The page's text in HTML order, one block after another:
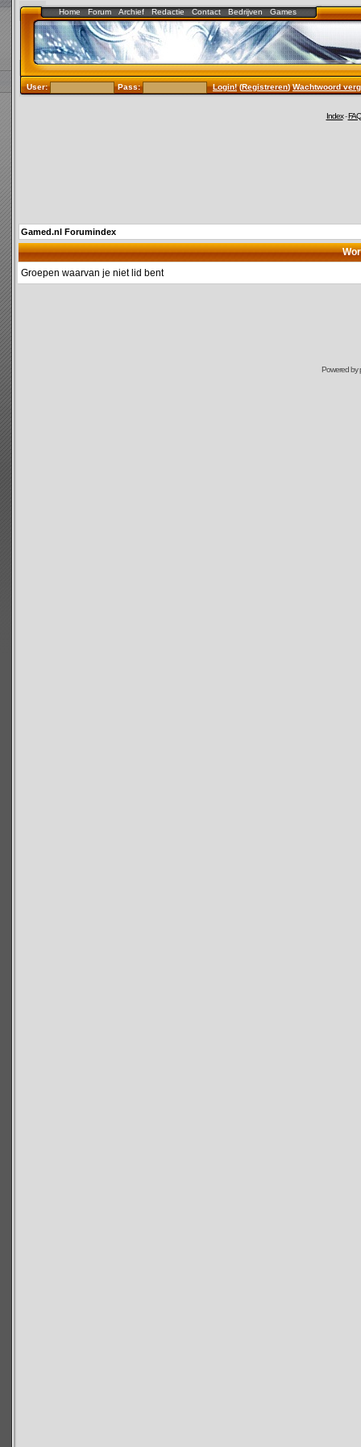
Home Forum Archief Redactie Contact Bedrijven Games
User: Pass: Login!(Registreren)Wachtwoord
Index-FAQ
Gamed.nl Forumindex
Groepen waarvan je niet lid bent
Powered by